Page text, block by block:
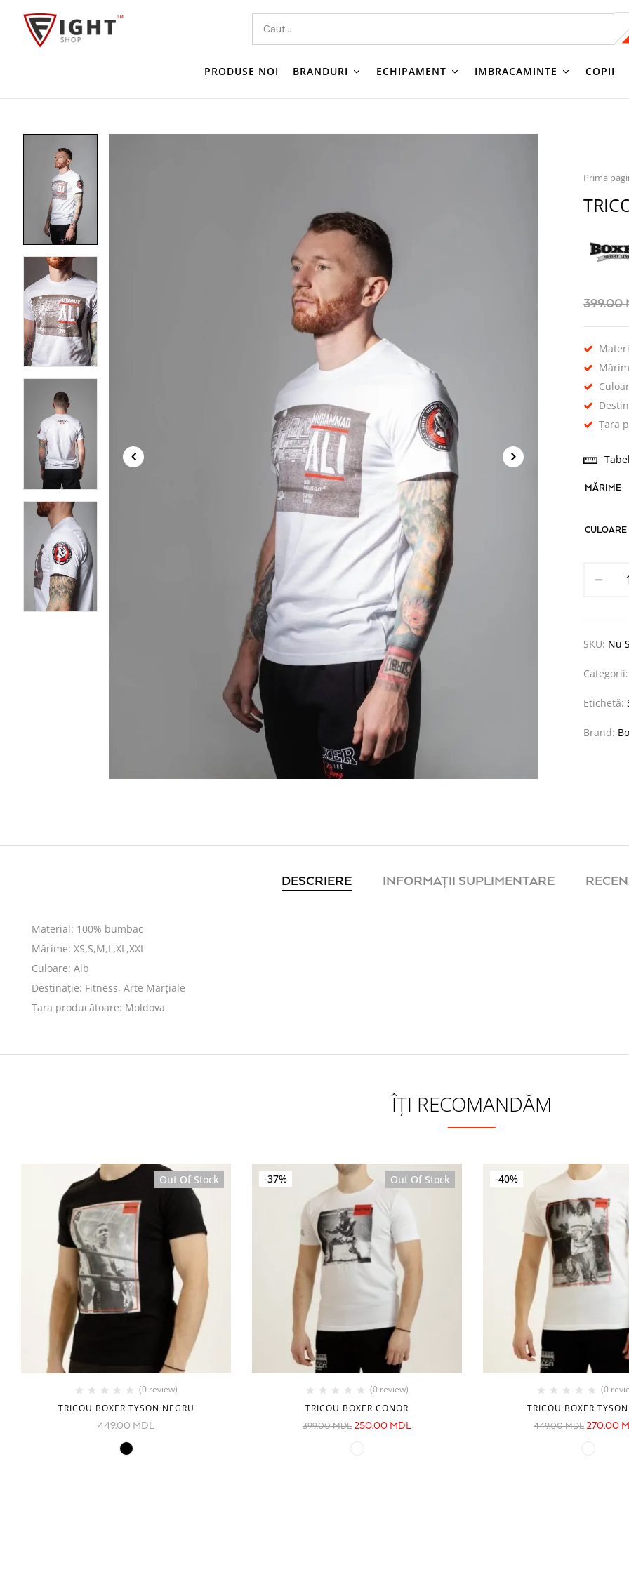
PRODUSE NOI BRANDURI ECHIPAMENT IMBRACAMINTE COPII
Prima
399.00
Țara
MĂRIME
CULOARE
SKU: Nu
Etichetă:
Brand:
DESCRIERE INFORMAȚII SUPLIMENTARE
Material: 100% bumbac
Mărime: XS,S,M,L,XL,XXL
Culoare: Alb
Destinație: Fitness, Arte Marțiale
Țara producătoare: Moldova
ÎȚI RECOMANDĂM
Out Of Stock
(0 review)
TRICOU BOXER TYSON NEGRU
449.00 MDL
Sale
-37% Out Of Stock
(0 review)
TRICOU BOXER CONOR
399.00MDL 250.00 MDL
-40%
(0
TRICOU BOXER
449.00MDL 270.00